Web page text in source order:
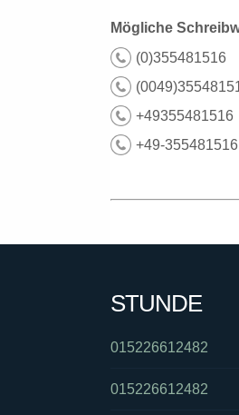
Mögliche
(0)355481516
+49355481516
+49-355481516
STUNDE
015226612482
015226612482